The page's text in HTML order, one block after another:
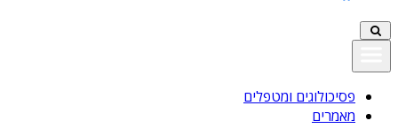
פסיכולוגים ומטפלים
מאמרים